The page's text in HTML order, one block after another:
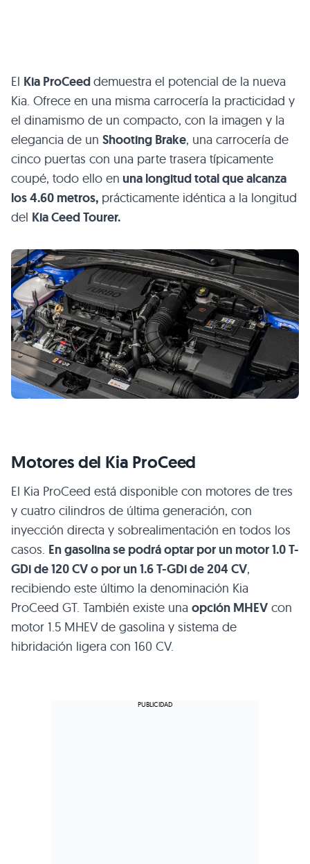
El Kia ProCeeddemuestra el potencial de la nueva
Kia. Ofrece en una misma carrocería la practicidad y
el dinamismo de un compacto, con la imagen y la
elegancia de un Shooting Brake, una carrocería de
cinco puertas con una parte trasera típicamente
coupé, todo ello en una longitud total que alcanza
los 4.60 metros, prácticamente idéntica a la longitud
del Kia Ceed Tourer.
Motores del Kia ProCeed
El Kia ProCeed está disponible con motores de tres
y cuatro cilindros de última generación, con
inyección directa y sobrealimentación en todos los
casos. En gasolina se podrá optar por un motor 1.0 T-
GDi de 120 CV o por un 1.6 T-GDi de 204 CV,
recibiendo este último la denominación Kia
ProCeed GT. También existe una opción MHEV con
motor 1.5 MHEV de gasolina y sistema de
hibridación ligera con 160 CV.